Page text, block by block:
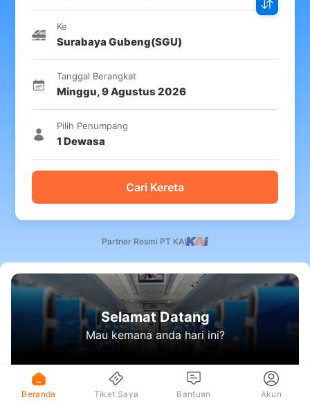
Ke
Surabaya Gubeng(SGU)
Tanggal Berangkat
Minggu,9 Agustus 2026
Pilih Penumpang
1 Dewasa
Cari Kereta
Partner Resmi PT KAI
Selamat Datang
Mau kemana anda hari ini?
Beranda Tiket Saya Bantuan Akun